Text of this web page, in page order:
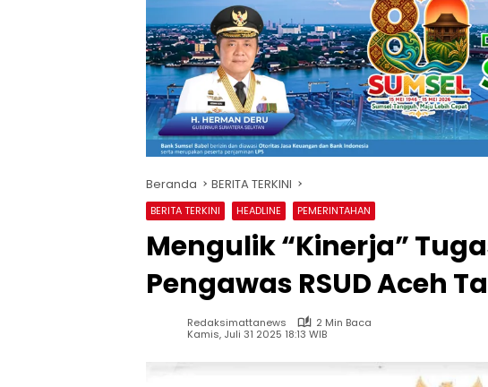
Beranda BERITA TERKINI
BERITA TERKINI HEADLINE PEMERINTAHAN
Mengulik “Kinerja”
Pengawas RSUD Aceh
Redaksimattanews
2 Min Baca
Kamis, Juli 31 2025 18:13 WIB